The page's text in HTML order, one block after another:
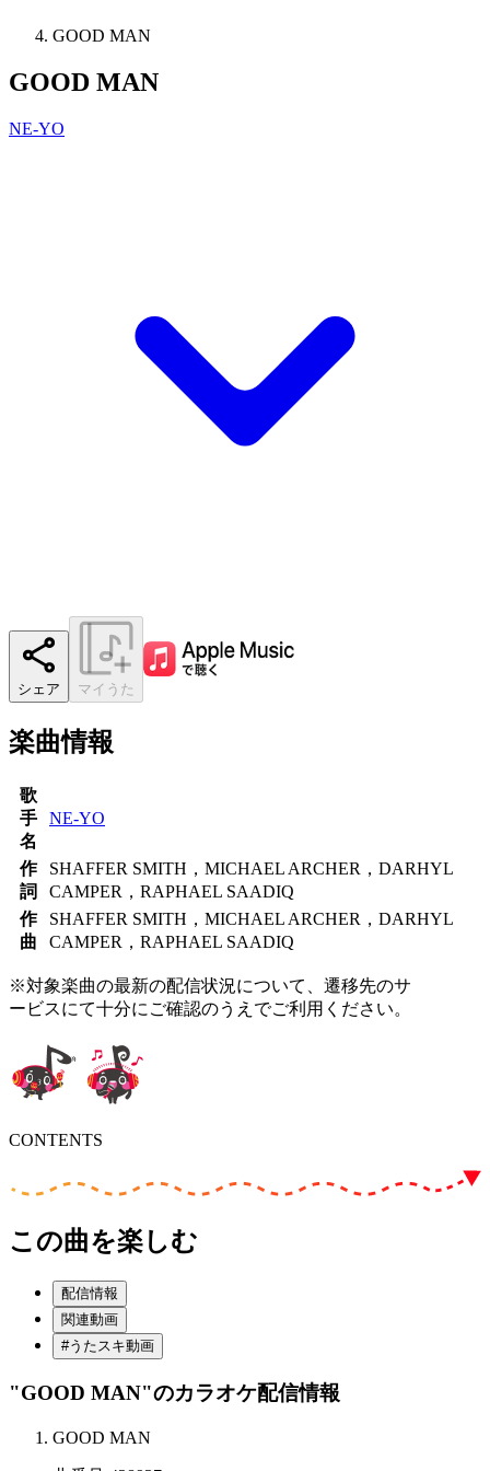
GOOD MAN
GOOD MAN
NE-YO
シェア マイうた
楽曲情報
歌
手
名
NE-YO
作
詞
SHAFFER SMITH，MICHAEL ARCHER，DARHYL
CAMPER，RAPHAEL SAADIQ
作
曲
SHAFFER SMITH，MICHAEL ARCHER，DARHYL
CAMPER，RAPHAEL SAADIQ
※対象楽曲の最新の配信状況について、遷移先のサ
ービスにて十分にご確認のうえでご利用ください。
CONTENTS
この曲を楽しむ
配信情報
関連動画
#うたスキ動画
"GOOD MAN"のカラオケ配信情報
GOOD MAN